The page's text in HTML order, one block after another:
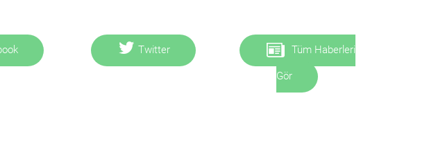
Twitter Tüm Haberleri
Gör